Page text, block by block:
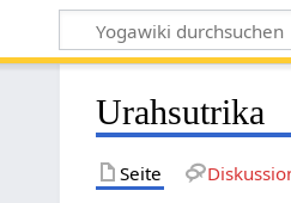
Urahsutrika
Seite